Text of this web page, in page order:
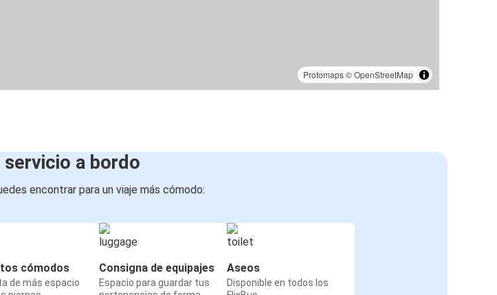
Protomaps©OpenStreetMap
servicio a bordo
encontrar para un viaje más cómodo:
cómodos
de más espacio
Consigna de equipajes
Espacio para guardar tus
Aseos
Disponible en todos los